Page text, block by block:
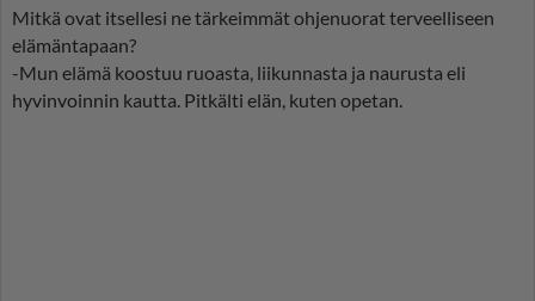
Mitkä ovat itsellesi ne tärkeimmät ohjenuorat terveelliseen
elämäntapaan?
-Mun elämä koostuu ruoasta, liikunnasta ja naurusta eli
hyvinvoinnin kautta. Pitkälti elän, kuten opetan.